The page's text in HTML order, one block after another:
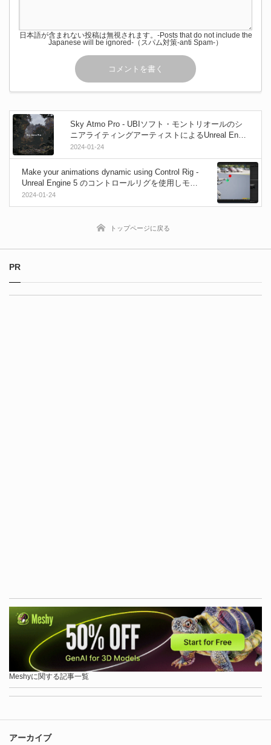
日本語が含まれない投稿は無視されます。-Posts that do not include the
Japanese will be ignored-（スパム対策-anti Spam-）
Sky Atmo Pro - UBIソフト・モントリオールのシ
ニアライティングアーティストによるUnreal Engin
e 5用のBP制御ライティング＆アトモスフィアアセ
ット！
2024-01-24
Make your animations dynamic using Control Rig -
Unreal Engine 5 のコントロールリグを使用しモー
ション軌道を変更するダイナミックアニメーショ
ン構築解説動画！
2024-01-24
トップページに戻る
PR
Meshyに関する記事一覧
アーカイブ